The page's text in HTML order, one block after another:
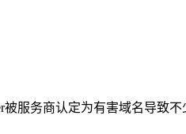
服务商认定为有害域名导致